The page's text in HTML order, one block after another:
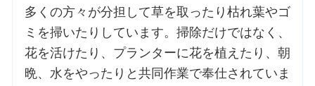
交通・アクセス
多くの方々が分担して草を取ったり枯れ葉やゴ
ミを掃いたりしています。掃除だけではなく、
花を活けたり、プランターに花を植えたり、朝
晩、水をやったりと共同作業で奉仕されていま